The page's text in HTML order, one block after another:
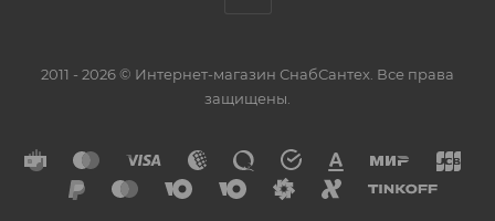
2011 - 2026 © Интернет-магазин СнабСантех. Все права
защищены.